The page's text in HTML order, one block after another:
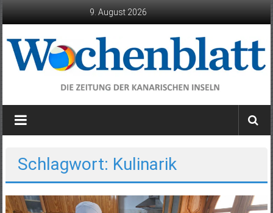
9. August 2026
Wochenblatt
die
Kanarischen
Inseln
Schlagwort: Kulinarik